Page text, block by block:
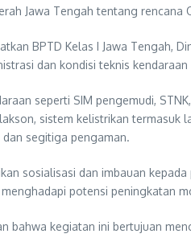
Jawa Tengah tentang
BPTD Kelas I Jawa Tengah,
dan kondisi teknis
seperti SIM pengemudi,
sistem kelistrikan
dan segitiga pengaman.
sosialisasi dan imbauan
potensi peningkatan
bahwa kegiatan ini bertujuan